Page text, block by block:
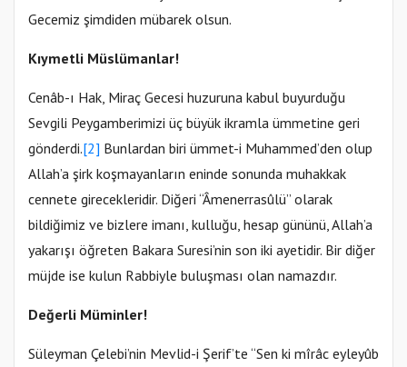
Gecemiz şimdiden mübarek olsun.
Kıymetli Müslümanlar!
Cenâb-ı Hak, Miraç Gecesi huzuruna kabul buyurduğu
Sevgili Peygamberimizi üç büyük ikramla ümmetine geri
gönderdi.[2] Bunlardan biri ümmet-i Muhammed’den olup
Allah’a şirk koşmayanların eninde sonunda muhakkak
cennete girecekleridir. Diğeri “Âmenerrasûlü” olarak
bildiğimiz ve bizlere imanı, kulluğu, hesap gününü, Allah’a
yakarışı öğreten Bakara Suresi’nin son iki ayetidir. Bir diğer
müjde ise kulun Rabbiyle buluşması olan namazdır.
Değerli Müminler!
Süleyman Çelebi’nin Mevlid-i Şerif’te “Sen ki mîrâc eyleyûb